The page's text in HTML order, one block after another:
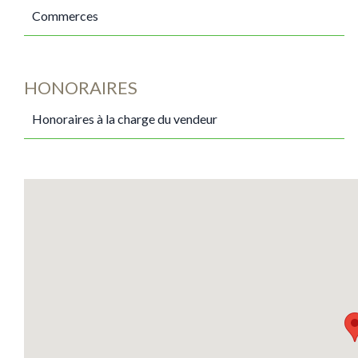
Commerces
HONORAIRES
Honoraires à la charge du vendeur